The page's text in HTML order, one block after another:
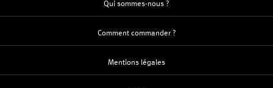
Qui sommes-nous ?
Comment commander ?
Mentions légales